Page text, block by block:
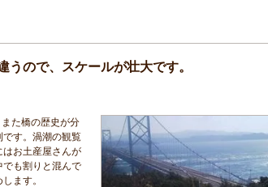
ので、スケールが壮大です。
た橋の歴史が分
す。渦潮の観覧
お土産屋さんが
も割りと混んで
ます。